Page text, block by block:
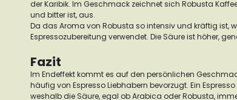
der Karibik. Im Geschmack zeichnet sich Robusta
und bitter ist, aus.
Da das Aroma von Robusta so intensiv und kräftig ist,
Espressozubereitung verwendet. Die Säure ist höher,
Fazit
Im Endeffekt kommt es auf den persönlichen
häufig von Espresso Liebhabern bevorzugt. Ein
weshalb die Säure, egal ob Arabica oder Robusta,